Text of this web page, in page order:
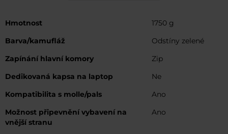
Více
Hmotnost
1750 g
Barva/kamufláž
Odstíny zelené
Zapínání hlavní komory
Zip
Dedikovaná kapsa na laptop
Ne
Kompatibilita s molle/pals
Ano
Možnost připevnění vybavení na
vnější stranu
Ano